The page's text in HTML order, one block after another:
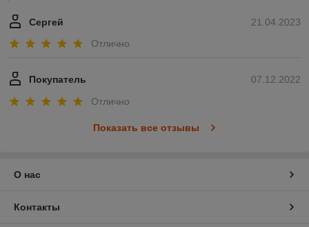
21.04.2023
Сергей
Отлично
07.12.2022
Покупатель
Отлично
Показать все отзывы
О нас
Контакты